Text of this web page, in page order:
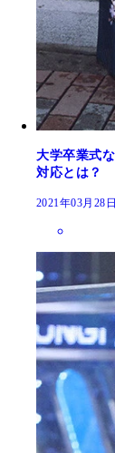
大学卒業式
対応とは？
2021年03月28